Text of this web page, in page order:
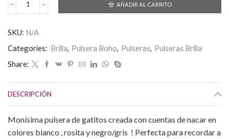
Pulseras
cuentas
nacar
cantidad
AÑADIR AL CARRITO
SKU: N/A
Categories: Brilla, Pulsera Boho, Pulseras, Pulseras Brilla
Share:
DESCRIPCIÓN
Monísima pulsera de gatitos creada con cuentas de nacar en
colores blanco , rosita y negro/gris ! Perfecta para recordar a